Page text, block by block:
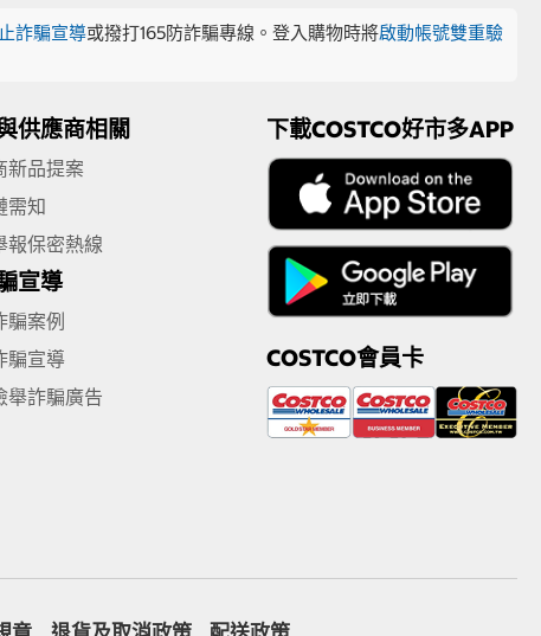
詐騙宣導或撥打165防詐騙專線。登入購物時將啟動帳號雙重驗
供應商相關
新品提案
需知
報保密熱線
宣導
騙案例
騙宣導
舉詐騙廣告
下載COSTCO好市多APP
COSTCO會員卡